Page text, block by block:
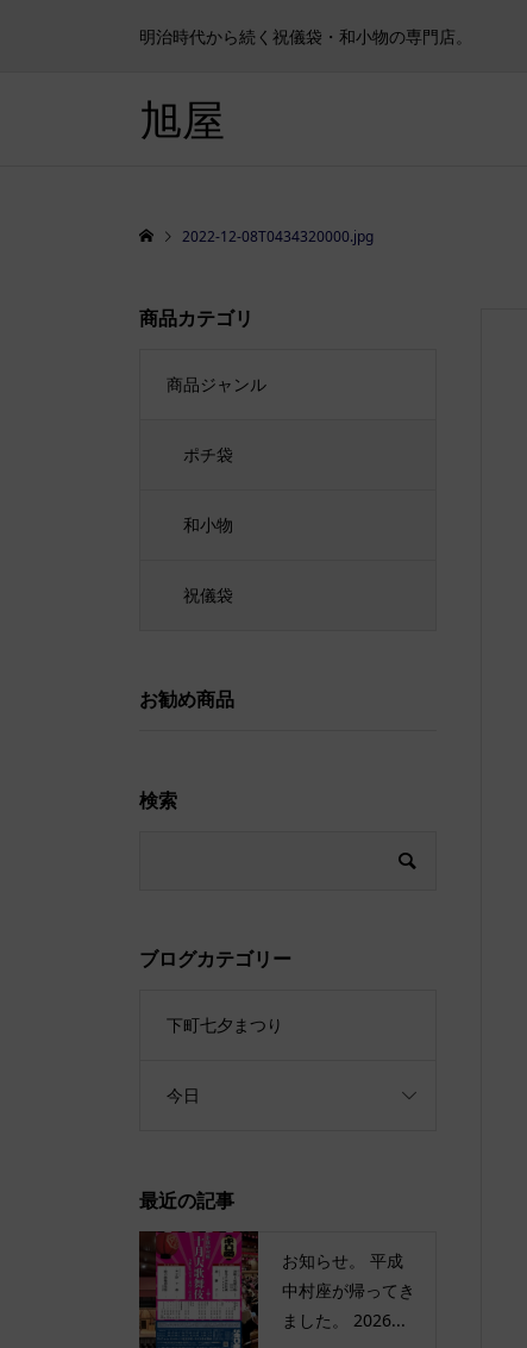
明治時代から続く祝儀袋・和小物の専門店。
旭屋
2022-12-08T0434320000.jpg
商品カテゴリ
商品ジャンル
ポチ袋
和小物
祝儀袋
お勧め商品
検索
ブログカテゴリー
下町七夕まつり
今日
最近の記事
お知らせ。 平成
中村座が帰ってき
ました。 2026...